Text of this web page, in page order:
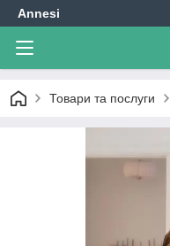
Annesi
Товари та послуги